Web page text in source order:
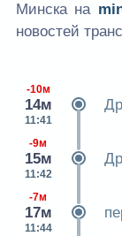
Минска на
новостей
-10м
14м
11:41
-9м
15м
11:42
-7м
17м
11:44